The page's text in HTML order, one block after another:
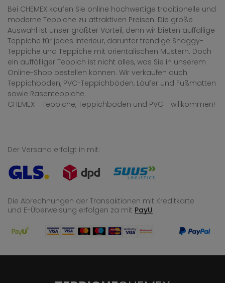
Bei CHEMEX kaufen Sie online hochwertige traditionelle und
moderne Teppiche zu attraktiven Preisen. Die große
Auswahl ist unser größter Vorteil, denn wir bieten auffällige
Teppiche für jedes Interieur, darunter trendige Shaggy-
Teppiche und Teppiche mit orientalischen Mustern. Doch
ein auffälliger Teppich ist nicht alles, was Sie in unserem
Online-Shop bestellen können. Wir verkaufen auch
Teppichböden, PVC-Teppichböden, Läufer und Fußmatten
sowie Rasenteppiche.
CHEMEX - Teppiche, Teppichböden und PVC - willkommen!
Der Versand erfolgt in mit:
Die Abrechnungen der Transaktionen mit Kreditkarte
und E-Überweisung erfolgen za mit PayU